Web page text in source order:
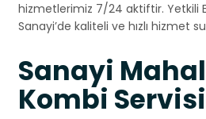
hizmetlerimiz 7/24 aktiftir. Yetkili
Sanayi’de kaliteli ve hızlı hizmet
Sanayi
Kombi Servisi